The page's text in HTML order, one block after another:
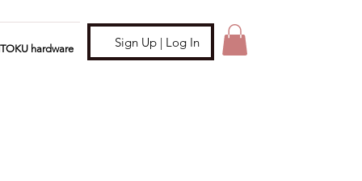
hardware Sign Up | Log In